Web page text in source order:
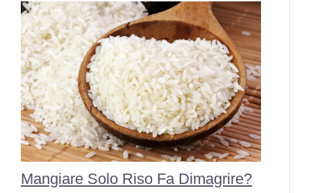
Mangiare Solo Riso Fa Dimagrire?